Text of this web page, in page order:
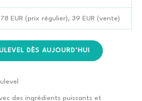
78 EUR (prix régulier), 39 EUR (vente)
DÈS AUJOURD’HUI
des ingrédients puissants et